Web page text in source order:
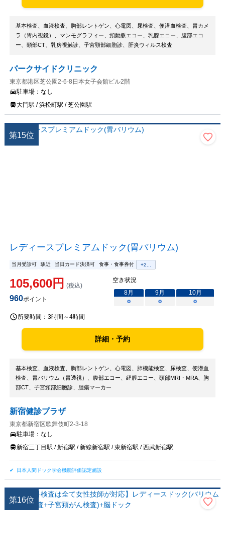
基本検査、血液検査、胸部レントゲン、心電図、尿検査、便潜血検査、胃カメ
ラ（胃内視鏡）、マンモグラフィー、頸動脈エコー、乳腺エコー、腹部エコ
ー、頭部CT、乳房視触診、子宮頸部細胞診、肝炎ウィルス検査
パークサイドクリニック
東京都港区芝公園2-6-8日本女子会館ビル2階
駐車場： なし
大門駅 / 浜松町駅 / 芝公園駅
第15位
レディースプレミアムドック(胃バリウム)
当月受診可 駅近 当日カード決済可 食事・食事券付 +2...
105,600円 (税込)
960ポイント
空き状況
8月 9月 10月
○
○ ○
所要時間： 3時間～4時間
詳細・予約
基本検査、血液検査、胸部レントゲン、心電図、肺機能検査、尿検査、便潜血
検査、胃バリウム（胃透視）、腹部エコー、経膣エコー、頭部MRI・MRA、胸
部CT、子宮頸部細胞診、腫瘍マーカー
新宿健診プラザ
東京都新宿区歌舞伎町2-3-18
駐車場： なし
新宿三丁目駅 / 新宿駅 / 新線新宿駅 / 東新宿駅 / 西武新宿駅
日本人間ドック学会機能評価認定施設
第16位